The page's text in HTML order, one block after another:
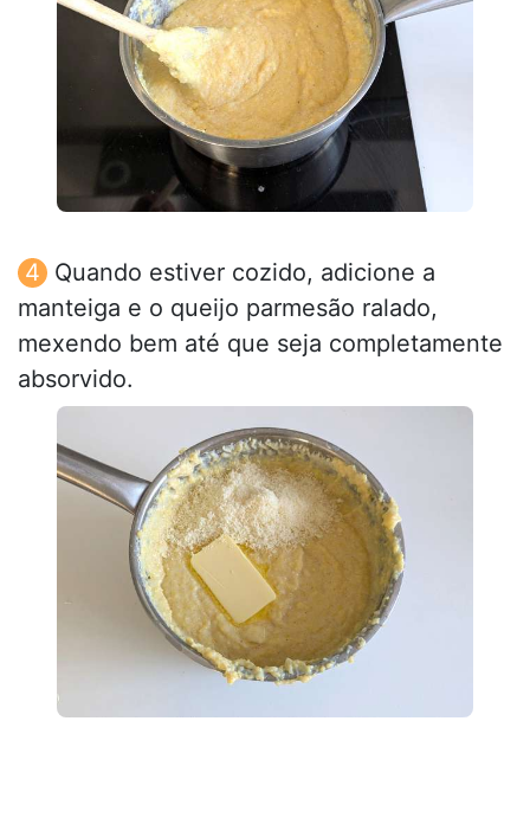
Quando estiver cozido, adicione a
manteiga e o queijo parmesão ralado,
mexendo bem até que seja completamente
absorvido.